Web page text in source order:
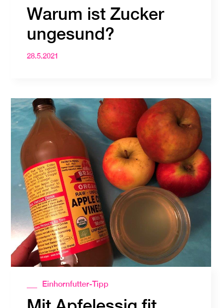
Warum ist Zucker
ungesund?
28.5.2021
Einhornfutter-Tipp